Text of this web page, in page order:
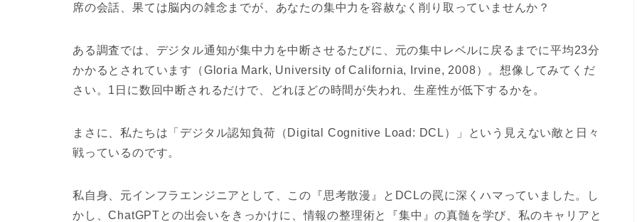
席の会話、果ては脳内の雑念までが、あなたの集中力を容赦なく削り取っていませんか？
ある調査では、デジタル通知が集中力を中断させるたびに、 元の集中レベルに戻るまでに平均23分
かかる とされています（Gloria Mark, University of California, Irvine, 2008）。想像してみてくだ
さい。1日に数回中断されるだけで、どれほどの時間が失われ、生産性が低下するかを。
まさに、私たちは 「デジタル認知負荷（Digital Cognitive Load: DCL）」
という見えない敵と日々
戦っているのです。
私自身、元インフラエンジニアとして、この『思考散漫』とDCLの罠に深くハマっていました。し
かし、ChatGPTとの出会いをきっかけに、情報の整理術と『集中』の真髄を学び、私のキャリアと